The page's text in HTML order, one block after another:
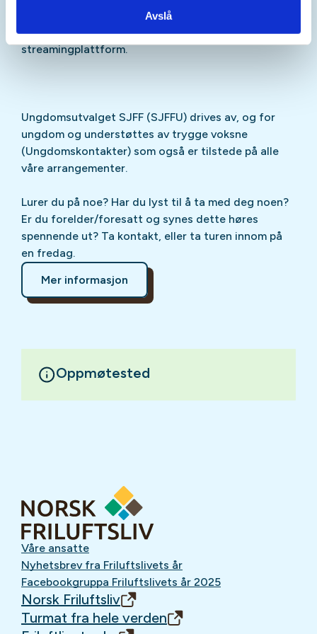
Avslå
påInstagram
TikTokog vår egenpodcastpå din favoritt-
streamingplattform.
Ungdomsutvalget SJFF (SJFFU) drives av, og for
ungdom og understøttes av trygge voksne
(Ungdomskontakter) som også er tilstede på alle
våre arrangementer.
Lurer du på noe? Har du lyst til å ta med deg noen?
Er du forelder/foresatt og synes dette høres
spennende ut? Ta kontakt, eller ta turen innom på
en fredag.
Mer informasjon
Oppmøtested
Våre ansatte
Nyhetsbrev fra Friluftslivets år
Facebookgruppa Friluftslivets år 2025
Norsk Friluftsliv
Turmat fra hele verden